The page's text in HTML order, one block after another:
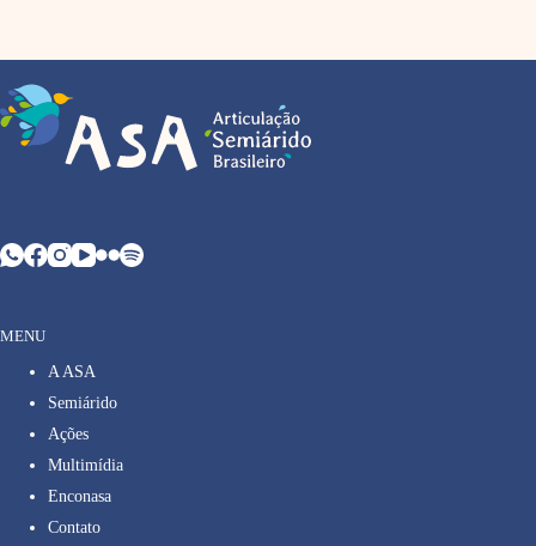
MENU
A ASA
Semiárido
Ações
Multimídia
Enconasa
Contato